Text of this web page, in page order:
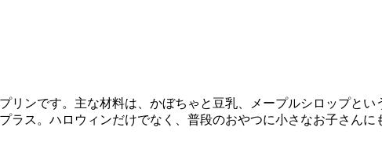
リンです。主な材料は、かぼちゃと豆乳、メープルシロップと
ラス。ハロウィンだけでなく、普段のおやつに小さなお子さんに